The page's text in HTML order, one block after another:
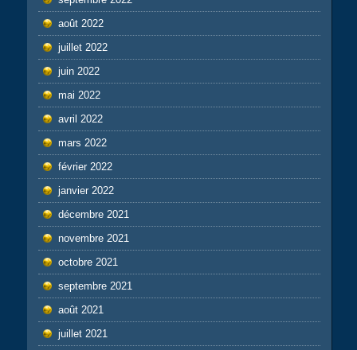
août 2022
juillet 2022
juin 2022
mai 2022
avril 2022
mars 2022
février 2022
janvier 2022
décembre 2021
novembre 2021
octobre 2021
septembre 2021
août 2021
juillet 2021